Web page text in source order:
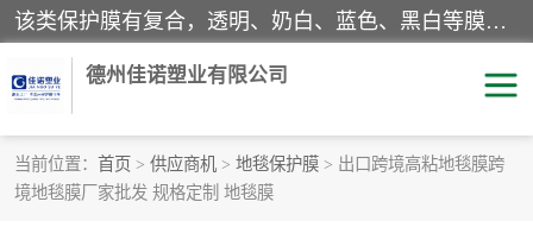
该类保护膜有复合，透明、奶白、蓝色、黑白等膜型。特高粘，高粘，中高粘，中粘，中低粘，低粘等。对于不同的粘力要求有相应的产品相适配。无胶渍残留污染。在较宽的收卷幅度下平整无皱纹，收卷长度大，利于机械化及自动化施工粘贴。为您的产品提供的表面保护解决方案。 产品广泛适用于：铝材、不锈钢、金属、塑料、电子、家电、家具、玻璃、化工材料、装饰材料等。
德州佳诺塑业有限公司
当前位置： 首页 > 供应商机 > 地毯保护膜 > 出口跨境高粘地毯膜跨
境地毯膜厂家批发 规格定制 地毯膜
pe保护膜